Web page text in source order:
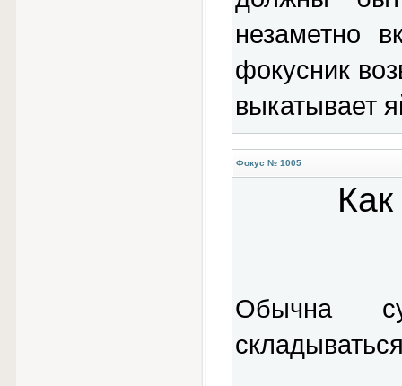
незаметно
фокусник
выкатывает
Фокус № 1005
Обычна